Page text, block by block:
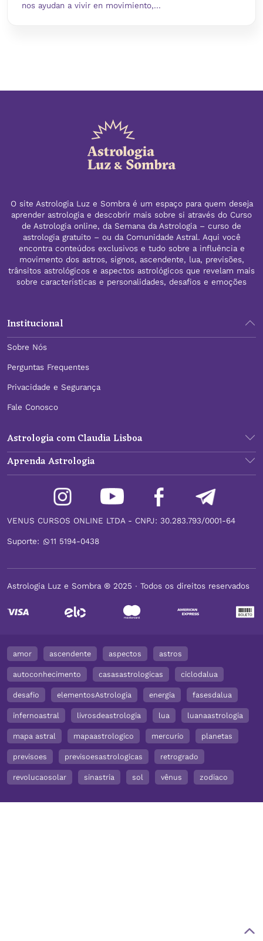
nos ayudan a vivir en movimiento,...
O site Astrologia Luz e Sombra é um espaço para quem deseja
aprender astrologia e descobrir mais sobre si através do Curso
de Astrologia online, da Semana da Astrologia – curso de
astrologia gratuito – ou da Comunidade Astral. Aqui você
encontra conteúdos exclusivos e tudo sobre a influência e
movimento dos astros, signos, ascendente, lua, previsões,
trânsitos astrológicos e aspectos astrológicos que revelam mais
sobre características e personalidades, desafios e emoções
Institucional
Sobre Nós
Perguntas Frequentes
Privacidade e Segurança
Fale Conosco
Astrologia com Claudia Lisboa
Aprenda Astrologia
VENUS CURSOS ONLINE LTDA - CNPJ: 30.283.793/0001-64
Suporte: 11 5194-0438
Astrologia Luz e Sombra ® 2025 ∙ Todos os direitos reservados
amor ascendente aspectos astros
autoconhecimento casasastrologicas ciclodalua
desafio elementosAstrologia energia fasesdalua
infernoastral livrosdeastrologia lua luanaastrologia
mapa astral mapaastrologico mercurio planetas
previsoes previsoesastrologicas retrogrado
revolucaosolar sinastria sol vênus zodiaco